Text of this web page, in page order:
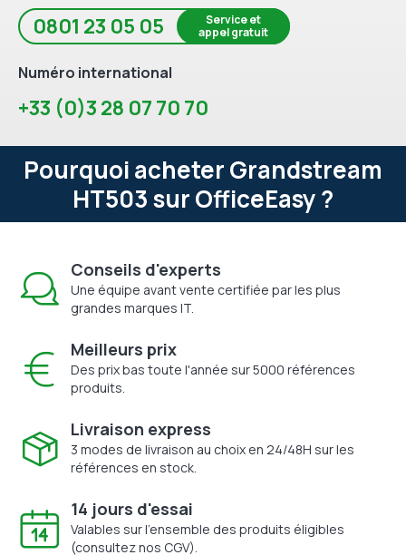
0801 23 05 05
Service et
appel gratuit
Numéro international
+33 (0)3 28 07 70 70
Pourquoi acheter Grandstream
HT503 sur OfficeEasy ?
Conseils d'experts
Une équipe avant vente certifiée par les plus
grandes marques IT.
Meilleurs prix
Des prix bas toute l'année sur 5000 références
produits.
Livraison express
3 modes de livraison au choix en 24/48H sur les
références en stock.
14 jours d'essai
Valables sur l'ensemble des produits éligibles
(consultez nos CGV).